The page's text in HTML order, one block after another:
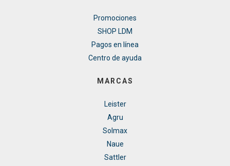
Promociones
SHOP LDM
Pagos en línea
Centro de ayuda
MARCAS
Leister
Agru
Solmax
Naue
Sattler